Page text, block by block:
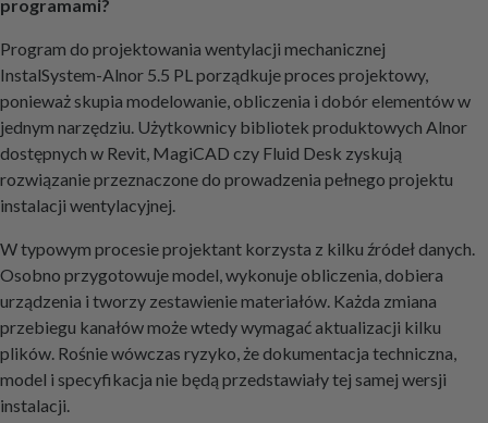
programami?
Program do projektowania wentylacji mechanicznej
InstalSystem-Alnor 5.5 PL porządkuje proces projektowy,
ponieważ skupia modelowanie, obliczenia i dobór elementów w
jednym narzędziu. Użytkownicy bibliotek produktowych Alnor
dostępnych w Revit, MagiCAD czy Fluid Desk zyskują
rozwiązanie przeznaczone do prowadzenia pełnego projektu
instalacji wentylacyjnej.
W typowym procesie projektant korzysta z kilku źródeł danych.
Osobno przygotowuje model, wykonuje obliczenia, dobiera
urządzenia i tworzy zestawienie materiałów. Każda zmiana
przebiegu kanałów może wtedy wymagać aktualizacji kilku
plików. Rośnie wówczas ryzyko, że dokumentacja techniczna,
model i specyfikacja nie będą przedstawiały tej samej wersji
instalacji.